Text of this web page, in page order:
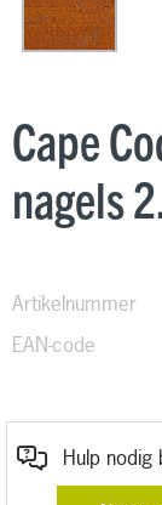
Cape
nagels
Artikelnummer
EAN-code
Hulp nodig